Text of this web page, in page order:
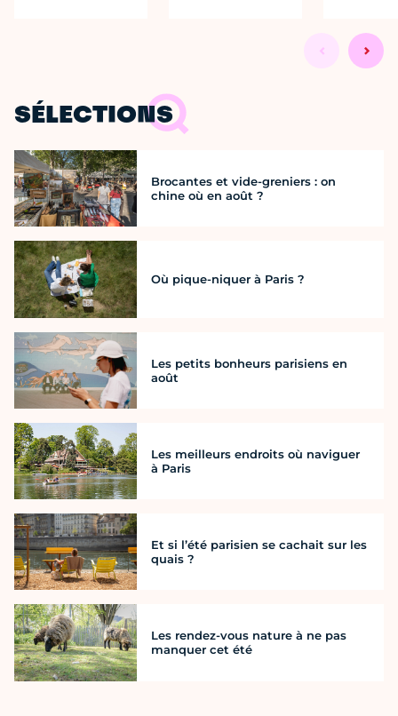
SÉLECTIONS
Brocantes et vide-greniers : on
chine où en août ?
Où pique-niquer à Paris ?
Les petits bonheurs parisiens en
août
Les meilleurs endroits où naviguer
à Paris
Et si l’été parisien se cachait sur les
quais ?
Les rendez-vous nature à ne pas
manquer cet été